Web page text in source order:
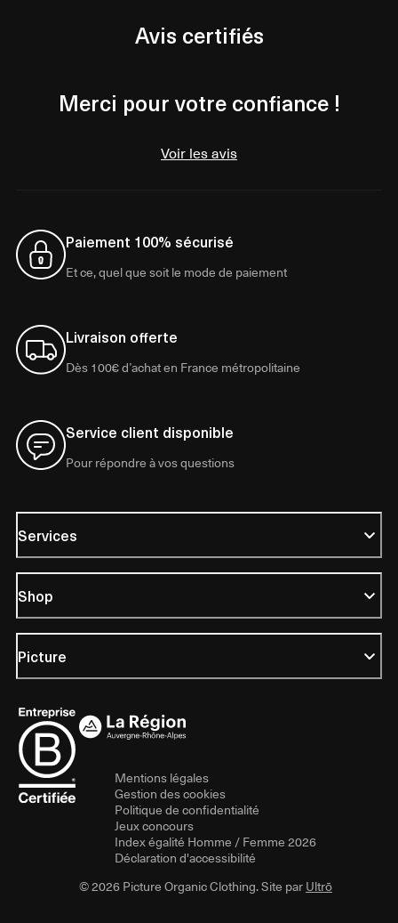
Avis certifiés
Merci pour votre confiance !
Voir les avis
Paiement 100% sécurisé
Et ce, quel que soit le mode de paiement
Livraison offerte
Dès 100€ d’achat en France métropolitaine
Service client disponible
Pour répondre à vos questions
Services
Shop
Picture
Mentions légales
Gestion des cookies
Politique de confidentialité
Jeux concours
Index égalité Homme / Femme 2026
Déclaration d'accessibilité
© 2026 Picture Organic Clothing. Site parUltrō